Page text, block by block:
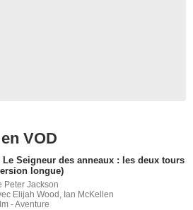
VOD
Le Seigneur des anneaux : les deux tours
longue)
Peter Jackson
Elijah Wood, Ian McKellen
- Aventure